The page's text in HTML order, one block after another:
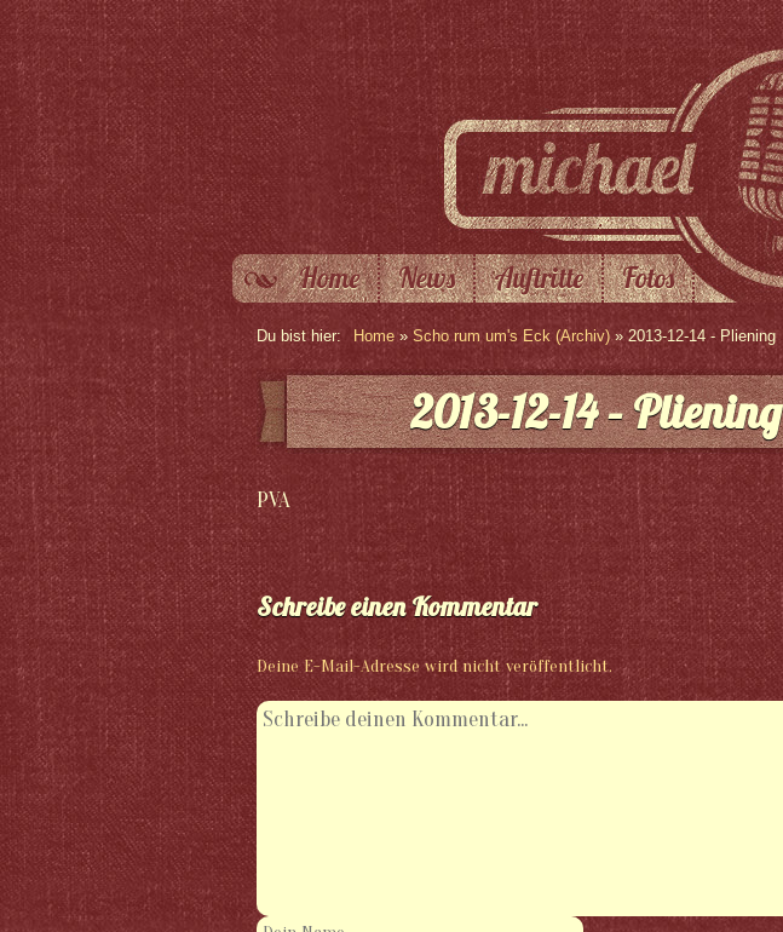
Home News Auftritte Fotos
Du bist hier: Home» Scho rum um's Eck (Archiv)» 2013-12-14 - Pliening
2013-12-14 – Pliening
PVA
Schreibe einen Kommentar
Deine E-Mail-Adresse wird nicht veröffentlicht.